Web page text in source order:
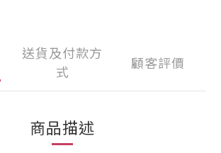
送貨及付款方
式
顧客評價
商品描述